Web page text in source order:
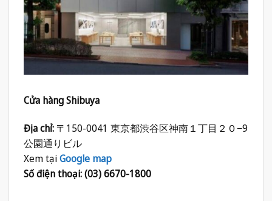
Cửa hàng Shibuya
Địa chỉ: 〒150-0041 東京都渋谷区神南１丁目２０−9
公園通りビル
Xem tạiGoogle map
Số điện thoại: (03) 6670-1800